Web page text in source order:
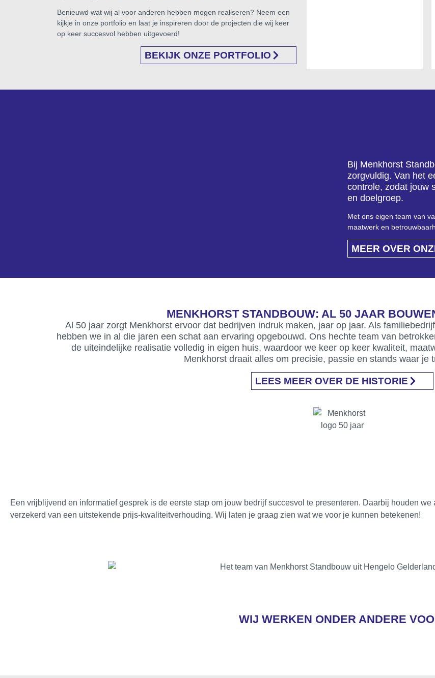
Benieuwd wat wij al voor anderen hebben mogen realiseren? Neem een
kijkje in onze portfolio en laat je inspireren door de projecten die wij keer
op keer succesvol hebben uitgevoerd!
BEKIJK ONZE PORTFOLIO
Bij Menkhorst
zorgvuldig. Van het
controle, zodat jouw
en doelgroep.
Met ons eigen team van
maatwerk en
MEER OVER
MENKHORST STANDBOUW: AL 50 JAAR
Al 50 jaar zorgt Menkhorst ervoor dat bedrijven indruk maken, jaar op jaar. Als
hebben we in al die jaren een schat aan ervaring opgebouwd. Ons hechte team van
de uiteindelijke realisatie volledig in eigen huis, waardoor we keer op keer kwaliteit,
Menkhorst draait alles om precisie, passie en stands waar je
LEES MEER OVER DE HISTORIE
Een vrijblijvend en informatief gesprek is de eerste stap om jouw bedrijf succesvol te presenteren. Daarbij houden
verzekerd van een uitstekende prijs-kwaliteitverhouding. Wij laten je graag zien wat we voor je kunnen betekenen!
WIJ WERKEN ONDER ANDERE